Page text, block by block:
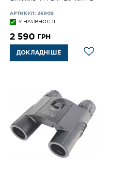
АРТИКУЛ: 26909
У НАЯВНОСТІ
2 590 ГРН
ДОКЛАДНІШЕ